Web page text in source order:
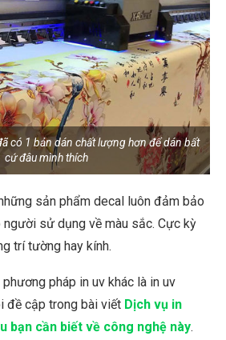
có 1 bản dán chất lượng hơn để dán bất
cứ đâu mình thích
sản phẩm decal luôn đảm bảo
sử dụng về màu sắc. Cực kỳ
trí tường hay kính.
pháp in uv khác là in uv
đề cập trong bài viết Dịch vụ in
bạn cần biết về công nghệ này.